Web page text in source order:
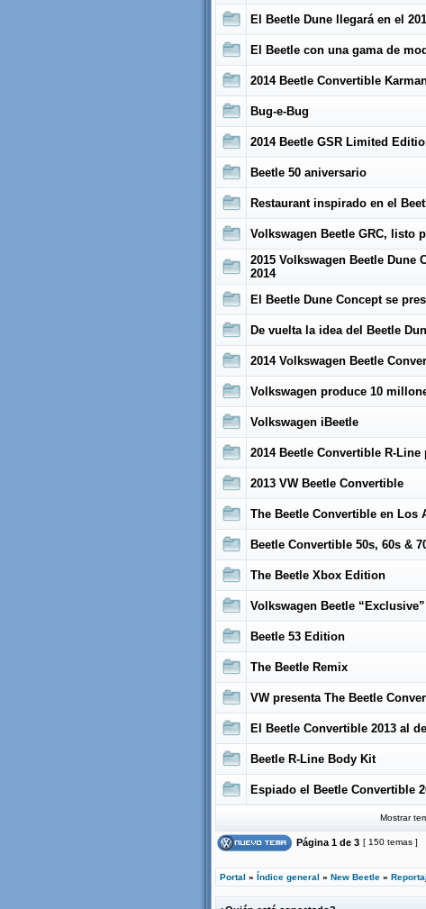
El Beetle Dune llegará en el
El Beetle con una gama de
2014 Beetle Convertible
Bug-e-Bug
2014 Beetle GSR Limited
Beetle 50 aniversario
Restaurant inspirado en el
Volkswagen Beetle GRC, listo
2015 Volkswagen Beetle Dune
2014
El Beetle Dune Concept se
De vuelta la idea del Beetle
2014 Volkswagen Beetle
Volkswagen produce 10
Volkswagen iBeetle
2014 Beetle Convertible R-
2013 VW Beetle Convertible
The Beetle Convertible en Los
Beetle Convertible 50s, 60s &
The Beetle Xbox Edition
Volkswagen Beetle “Exclusive”
Beetle 53 Edition
The Beetle Remix
VW presenta The Beetle
El Beetle Convertible 2013 al
Beetle R-Line Body Kit
Espiado el Beetle Convertible
Mostrar
Página 1 de 3 [ 150 temas ]
Portal » Índice general » New Beetle »